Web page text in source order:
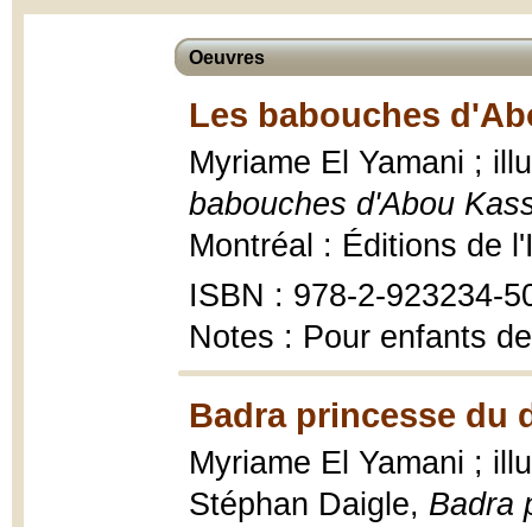
Oeuvres
Les babouches
Myriame El Yamani ;
babouches d'Abou
Montréal : Éditions de
ISBN : 978-2-923234-
Notes : Pour enfants
Badra princesse du
Myriame El Yamani ;
Stéphan Daigle, Badra